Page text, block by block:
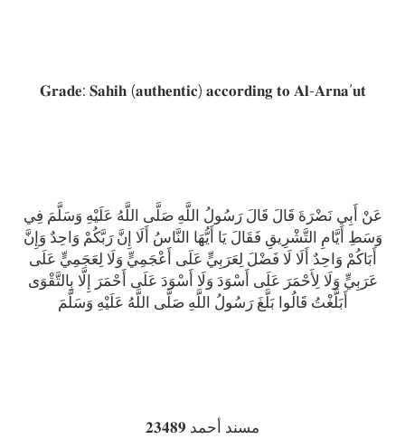
𝐆𝐫𝐚𝐝𝐞: 𝐒𝐚𝐡𝐢𝐡 (𝐚𝐮𝐭𝐡𝐞𝐧𝐭𝐢𝐜) 𝐚𝐜𝐜𝐨𝐫𝐝𝐢𝐧𝐠 𝐭𝐨 𝐀𝐥-𝐀𝐫𝐧𝐚’𝐮𝐭
عَنْ أَبِي نَضْرَةَ قَالَ قَالَ رَسُولُ اللَّهِ صَلَّى اللَّهُ عَلَيْهِ وَسَلَّمَ فِي
وَسَطِ أَيَّامِ التَّشْرِيقِ فَقَالَ يَا أَيُّهَا النَّاسُ أَلَا إِنَّ رَبَّكُمْ وَاحِدٌ وَإِنَّ
أَبَاكُمْ وَاحِدٌ أَلَا لَا فَضْلَ لِعَرَبِيٍّ عَلَى أَعْجَمِيٍّ وَلَا لِعَجَمِيٍّ عَلَى
عَرَبِيٍّ وَلَا لِأَحْمَرَ عَلَى أَسْوَدَ وَلَا أَسْوَدَ عَلَى أَحْمَرَ إِلَّا بِالتَّقْوَى
أَبَلَّغْتُ قَالُوا بَلَّغَ رَسُولُ اللَّهِ صَلَّى اللَّهُ عَلَيْهِ وَسَلَّمَ
𝟐𝟑𝟒𝟖𝟗 مسند أحمد